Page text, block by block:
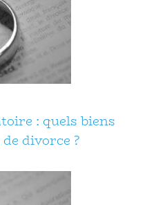
: quels biens
divorce ?